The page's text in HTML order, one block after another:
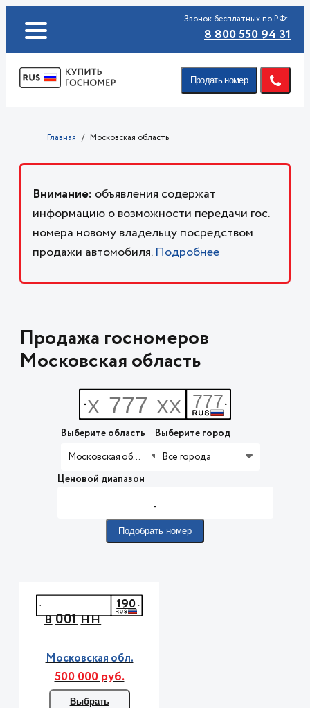
Звонок бесплатных по РФ:
8 800 550 94 31
Продать номер
Главная Московская область
Внимание: объявления содержат
информацию о возможности передачи гос.
номера новому владельцу посредством
продажи автомобиля.Подробнее
Продажа госномеров
Московская область
Выберите область
Московская область
Выберите город
Все города
Ценовой диапазон
-
Подобрать номер
В001НН
190
Московская обл.
500 000 руб.
Выбрать